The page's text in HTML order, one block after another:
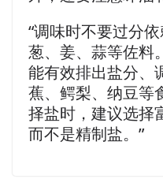
“调味时不要过分
葱、姜、蒜等佐料
能有效排出盐分、
蕉、鳄梨、纳豆等
择盐时，建议选择
而不是精制盐。”